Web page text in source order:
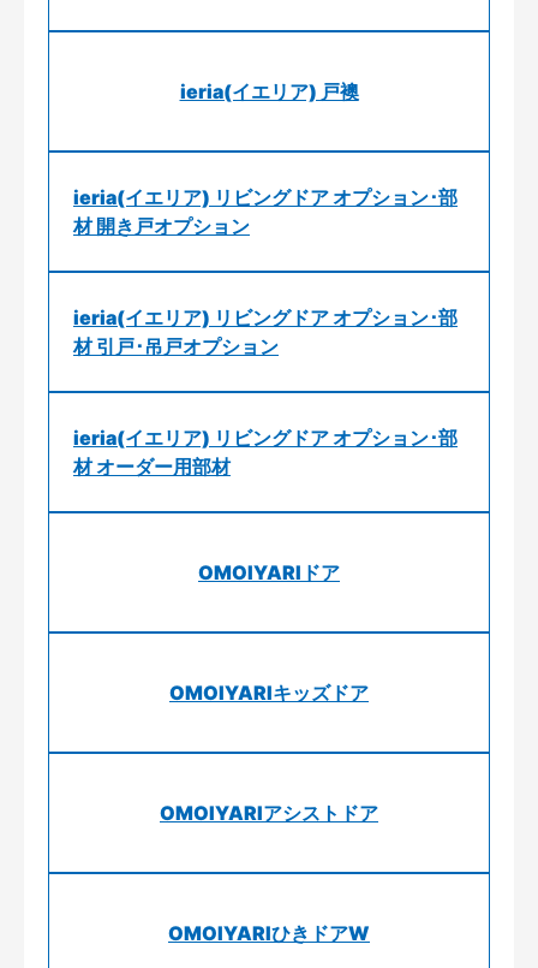
ieria(イエリア) 戸襖
ieria(イエリア) リビングドア オプション･部
材 開き戸オプション
ieria(イエリア) リビングドア オプション･部
材 引戸･吊戸オプション
ieria(イエリア) リビングドア オプション･部
材 オーダー用部材
OMOIYARIドア
OMOIYARIキッズドア
OMOIYARIアシストドア
OMOIYARIひきドアW